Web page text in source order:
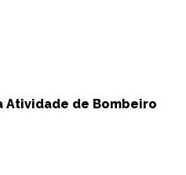
Atividade de Bombeiro